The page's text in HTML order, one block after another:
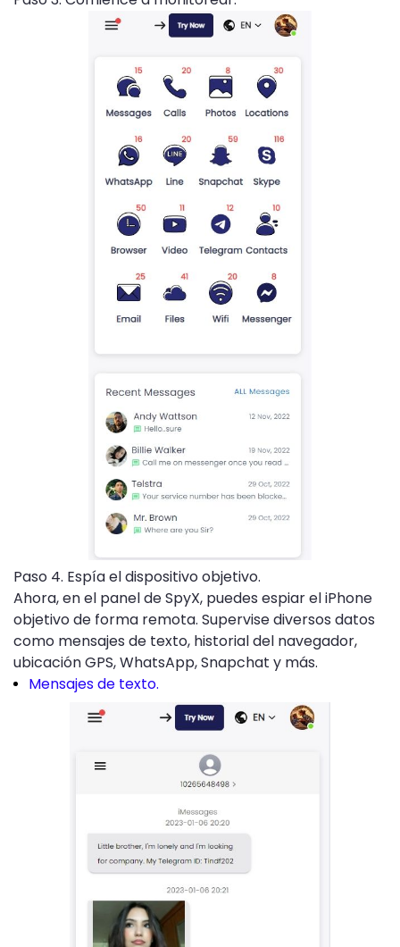
Paso 4. Espía el dispositivo objetivo.
Ahora, en el panel de SpyX, puedes espiar el iPhone
objetivo de forma remota. Supervise diversos datos
como mensajes de texto, historial del navegador,
ubicación GPS, WhatsApp, Snapchat y más.
Mensajes de texto.